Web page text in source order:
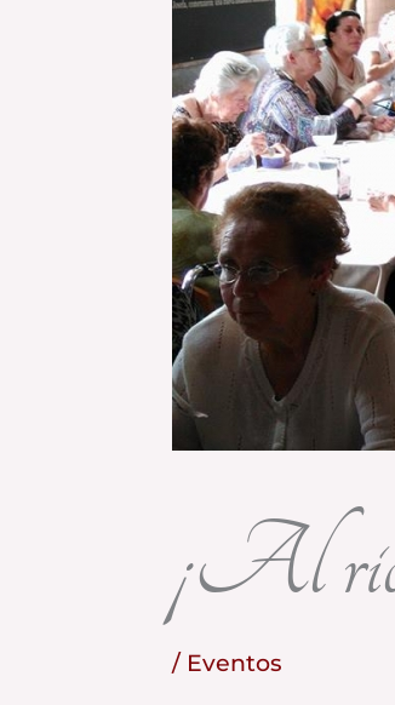
¡Al
/ Eventos